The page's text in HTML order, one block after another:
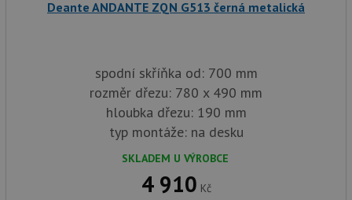
Deante ANDANTE ZQN G513 černá metalická
spodní skříňka od: 700 mm
rozměr dřezu: 780 x 490 mm
hloubka dřezu: 190 mm
typ montáže: na desku
SKLADEM U VÝROBCE
4 910 Kč